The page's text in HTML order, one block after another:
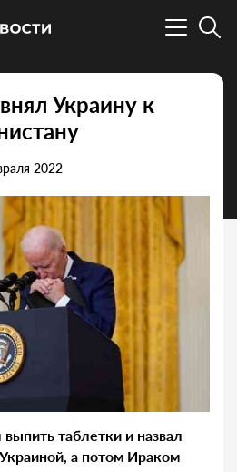
Украину к
2022
таблетки и назвал
а потом Ираком